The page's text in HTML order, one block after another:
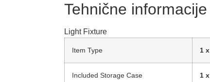
Tehnične informacije
Light Fixture
Item Type 1 x
Included Storage Case 1 x